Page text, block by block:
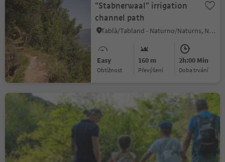
"Stabnerwaal" irrigation
channel path
Tablà/Tabland - Naturno/Naturns, Naturns/Naturno, Vinschgau/Val Venosta
Easy
Obtížnost
160 m
Převýšení
2h:00 Min
doba trvání
Theme trail Nature
experience in the
Schludernser Au
Sluderno/Schluderns, Schluderns/Sluderno, Vinschgau/Val Venosta
Easy 15 m 0h:37 Min